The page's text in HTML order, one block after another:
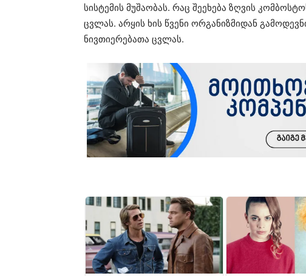
სისტემის მუშაობას. რაც შეეხება ზღვის
ცვლას. არყის ხის წვენი ორგანიზმიდან
ნივთიერებათა ცვლას.